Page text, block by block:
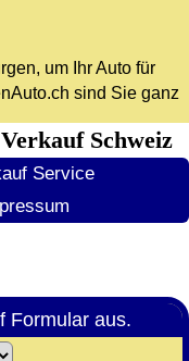
, um Ihr Auto für
sind Sie ganz